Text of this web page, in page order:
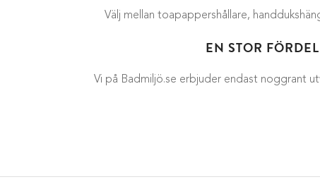
Välj mellan toapappershållare,
EN STOR
Vi på Badmiljö.se erbjuder endast noggrant